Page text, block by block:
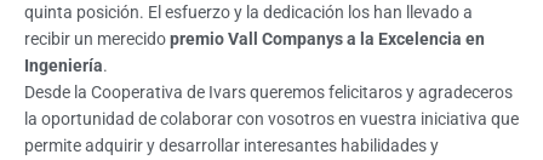
quinta posición. El esfuerzo y la dedicación los han llevado a
recibir un merecidopremio Vall Companys a la Excelencia en
Ingeniería.
Desde la Cooperativa de Ivars queremos felicitaros y agradeceros
la oportunidad de colaborar con vosotros en vuestra iniciativa que
permite adquirir y desarrollar interesantes habilidades y